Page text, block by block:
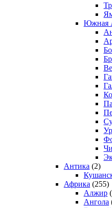
Южная
Антика (2)
Африка (255)
Алжир
Ангола